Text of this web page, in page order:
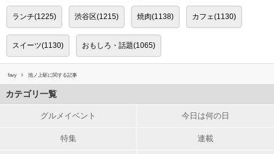
ランチ(1225) 渋谷区(1215) 焼肉(1138) カフェ(1130)
スイーツ(1130) おもしろ・話題(1065)
favy 池ノ上駅に関する記事
カテゴリ一覧
グルメイベント 今日は何の日
特集 連載